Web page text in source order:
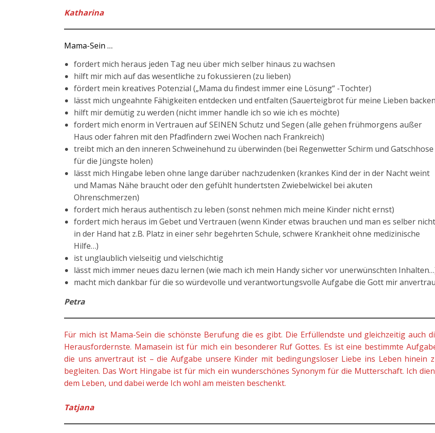
Katharina
Mama-Sein …
fordert mich heraus jeden Tag neu über mich selber hinaus zu wachsen
hilft mir mich auf das wesentliche zu fokussieren (zu lieben)
fördert mein kreatives Potenzial („Mama du findest immer eine Lösung“ -Tochter)
lässt mich ungeahnte Fähigkeiten entdecken und entfalten (Sauerteigbrot für meine Lieben
hilft mir demütig zu werden (nicht immer handle ich so wie ich es möchte)
fordert mich enorm in Vertrauen auf SEINEN Schutz und Segen (alle gehen frühmorgens außer
Haus oder fahren mit den Pfadfindern zwei Wochen nach Frankreich)
treibt mich an den inneren Schweinehund zu überwinden (bei Regenwetter Schirm und Gatschhose
für die Jüngste holen)
lässt mich Hingabe leben ohne lange darüber nachzudenken (krankes Kind der in der Nacht weint
und Mamas Nähe braucht oder den gefühlt hundertsten Zwiebelwickel bei akuten
Ohrenschmerzen)
fordert mich heraus authentisch zu leben (sonst nehmen mich meine Kinder nicht ernst)
fordert mich heraus im Gebet und Vertrauen (wenn Kinder etwas brauchen und man es selber nicht
in der Hand hat z.B. Platz in einer sehr begehrten Schule, schwere Krankheit ohne medizinische
Hilfe…)
ist unglaublich vielseitig und vielschichtig
lässt mich immer neues dazu lernen (wie mach ich mein Handy sicher vor unerwünschten
macht mich dankbar für die so würdevolle und verantwortungsvolle Aufgabe die Gott mir
Petra
Für mich ist Mama-Sein die schönste Berufung die es gibt. Die Erfüllendste und gleichzeitig auch
Herausfordernste. Mamasein ist für mich ein besonderer Ruf Gottes. Es ist eine bestimmte
die uns anvertraut ist – die Aufgabe unsere Kinder mit bedingungsloser Liebe ins Leben hinein
begleiten. Das Wort Hingabe ist für mich ein wunderschönes Synonym für die Mutterschaft. Ich
dem Leben, und dabei werde Ich wohl am meisten beschenkt.
Tatjana